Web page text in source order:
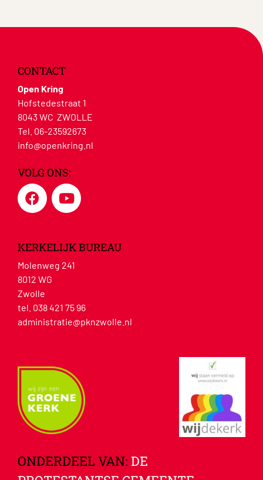
CONTACT
Open Kring
Hofstedestraat 1
8043 WC ZWOLLE
Tel. 06-23592673
info@openkring.nl
VOLG ONS:
KERKELIJK BUREAU
Molenweg 241
8012 WG
Zwolle
tel. 038 421 75 96
administratie@pknzwolle.nl
ONDERDEEL VAN: DE